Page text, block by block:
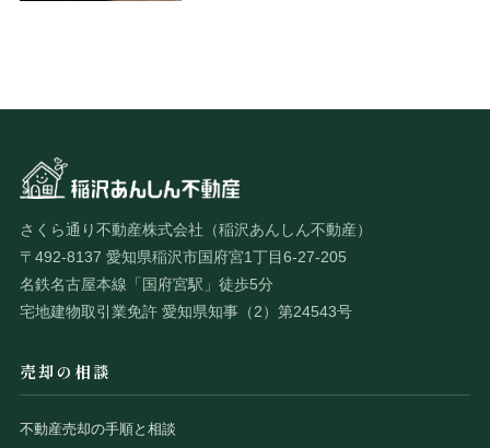
さくら通り不動産株式会社（稲沢あんしん不動産）
〒492-8137 愛知県稲沢市国府宮1丁目6-27-205
名鉄名古屋本線「国府宮駅」徒歩5分
宅地建物取引業免許 愛知県知事（2）第24543号
売却の相談
不動産売却の手順と相談